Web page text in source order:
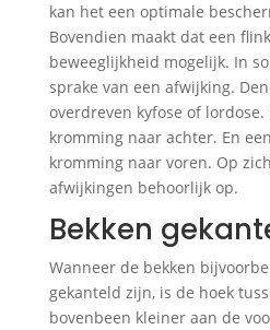
kan het een optimale
Bovendien maakt dat een
beweeglijkheid mogelijk. In
sprake van een afwijking.
overdreven kyfose of lordose.
kromming naar achter. En
kromming naar voren. Op
afwijkingen behoorlijk op.
Bekken
Wanneer de bekken
gekanteld zijn, is de hoek
bovenbeen kleiner aan de